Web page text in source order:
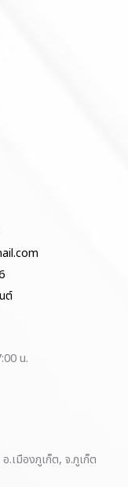
ต์
น.
เมืองภูเก็ต, จ.ภูเก็ต